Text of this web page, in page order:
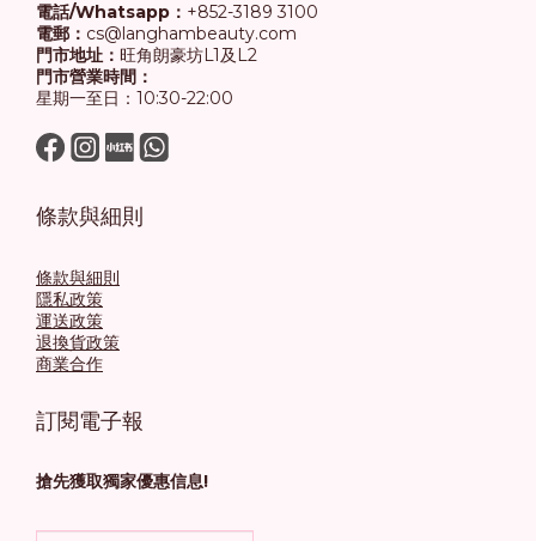
電話/Whatsapp： +852-3189 3100
電郵： cs@langhambeauty.com
門市地址： 旺角朗豪坊L1及L2
門市營業時間：
星期一至日：10:30-22:00
條款與細則
條款與細則
隱私政策
運送政策
退換貨政策
商業合作
訂閱電子報
搶先獲取獨家優惠信息!